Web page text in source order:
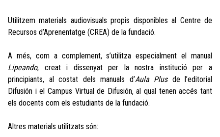
Utilitzem materials audiovisuals propis disponibles al Centre de
Recursos d’Aprenentatge (CREA) de la fundació.
A més, com a complement, s’utilitza especialment el manual
Lipeando, creat i dissenyat per la nostra institució per a
principiants, al costat dels manuals d’Aula Plusde l’editorial
Difusión i el Campus Virtual de Difusión, al qual tenen accés tant
els docents com els estudiants de la fundació.
Altres materials utilitzats són: